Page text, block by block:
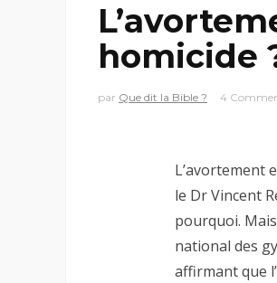
homicide
par Que dit la Bible ? 4
L’avortement
le Dr Vincent
pourquoi.
national des
affirmant que